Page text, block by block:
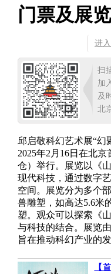
门票及展
扫
加
及
北
进
邱启敬科幻艺术展“幻
2025年2月16日在北
仓）举行。展览以《
现代科技，通过数字
空间。展览分为多个
兽雕塑，如高达5.6米
塑。观众可以探索《
与科技的结合。展览
旨在推动科幻产业的发
【